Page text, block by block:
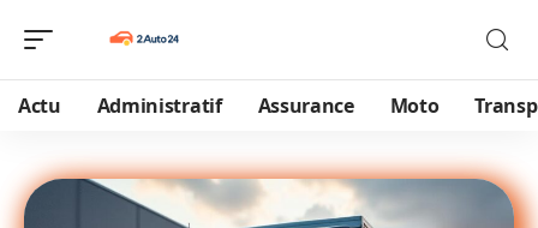
Actu Administratif Assurance Moto